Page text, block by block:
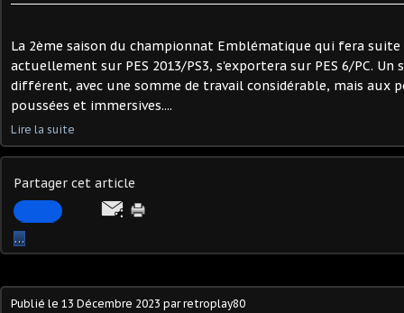
La 2ème saison du championnat Emblématique qui fera suite
actuellement sur PES 2013/PS3, s'exportera sur PES 6/PC.
différent, avec une somme de travail considérable, mais aux
poussées et immersives....
Lire la suite
Partager cet article
…
Publié le 13 Décembre 2023 par retroplay80